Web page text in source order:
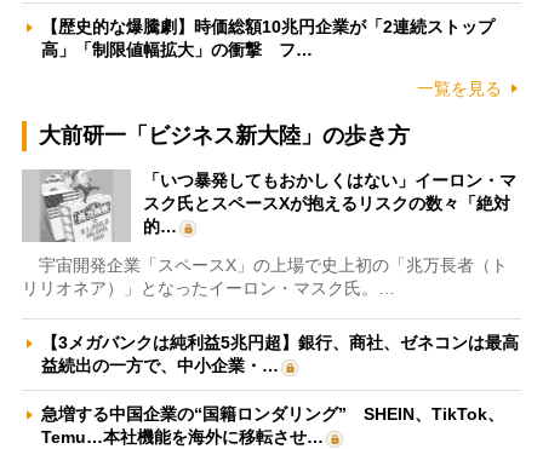
【歴史的な爆騰劇】時価総額10兆円企業が「2連続ストップ
高」「制限値幅拡大」の衝撃 フ…
一覧を見る
大前研一「ビジネス新大陸」の歩き方
「いつ暴発してもおかしくはない」イーロン・マ
スク氏とスペースXが抱えるリスクの数々「絶対
的…
宇宙開発企業「スペースX」の上場で史上初の「兆万長者（ト
リリオネア）」となったイーロン・マスク氏。…
【3メガバンクは純利益5兆円超】銀行、商社、ゼネコンは最高
益続出の一方で、中小企業・…
急増する中国企業の“国籍ロンダリング” SHEIN、TikTok、
Temu…本社機能を海外に移転させ…